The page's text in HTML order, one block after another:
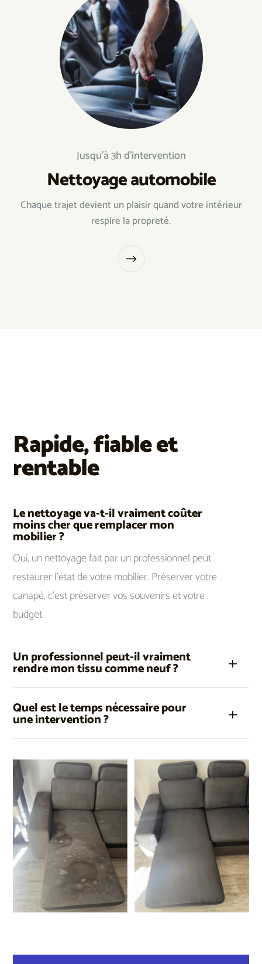
Jusqu’à 3h d’intervention
Nettoyage automobile
Chaque trajet devient un plaisir quand votre intérieur
respire la propreté.
$
Rapide, fiable et
rentable
Le nettoyage va-t-il vraiment coûter
moins cher que remplacer mon
mobilier ?
Oui, un nettoyage fait par un professionnel peut
restaurer l’état de votre mobilier. Préserver votre
canapé, c’est préserver vos souvenirs et votre
budget.
Un professionnel peut-il vraiment
rendre mon tissu comme neuf ?
Quel est le temps nécessaire pour
une intervention ?